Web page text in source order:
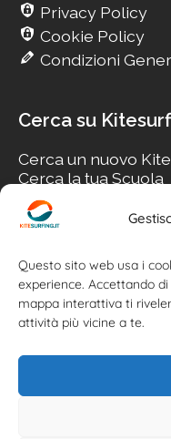
Questo sito web usa i
experience. Accettando
mappa interattiva ti
attività più vicine a te.
Privacy Policy
Cookie Policy
Condizioni
Cerca su
Cerca un nuovo
Cerca la tua Scuola
Cerca il tuo KiteSpot
Cerca